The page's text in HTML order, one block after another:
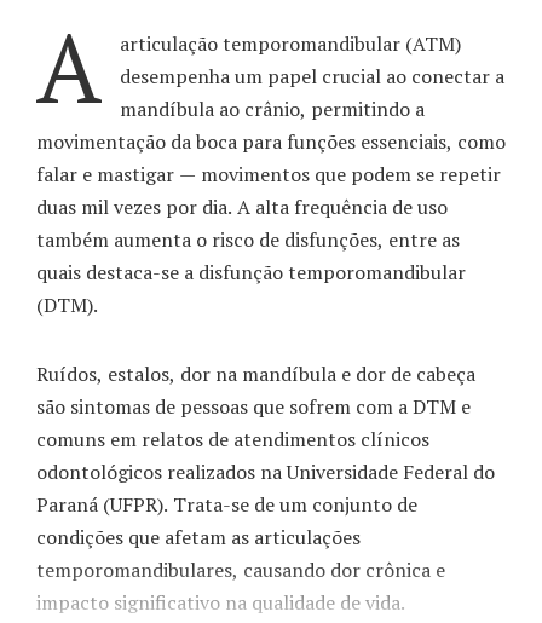
A
articulação temporomandibular (ATM)
desempenha um papel crucial ao conectar a
mandíbula ao crânio, permitindo a
movimentação da boca para funções essenciais, como
falar e mastigar — movimentos que podem se repetir
duas mil vezes por dia. A alta frequência de uso
também aumenta o risco de disfunções, entre as
quais destaca-se a disfunção temporomandibular
(DTM).
Ruídos, estalos, dor na mandíbula e dor de cabeça
são sintomas de pessoas que sofrem com a DTM e
comuns em relatos de atendimentos clínicos
odontológicos realizados na Universidade Federal do
Paraná (UFPR). Trata-se de um conjunto de
condições que afetam as articulações
temporomandibulares, causando dor crônica e
impacto significativo na qualidade de vida.